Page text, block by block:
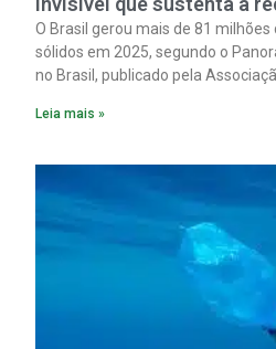
O Brasil gerou mais de 81
sólidos em 2025, segundo o
no Brasil, publicado pela
Leia mais »